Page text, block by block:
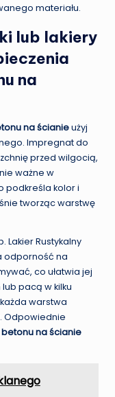
materiału.
lub lakiery
na
na ścianieużyj
Impregnat do
przed wilgocią,
ważne w
podkreśla kolor i
tworząc warstwę
Lakier Rustykalny
odporność na
co ułatwia jej
lub pacą w kilku
warstwa
Odpowiednie
na ścianie